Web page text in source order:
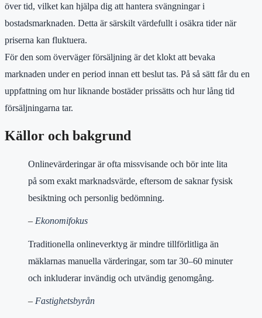
över tid, vilket kan hjälpa dig att hantera svängningar i
bostadsmarknaden. Detta är särskilt värdefullt i osäkra tider när
priserna kan fluktuera.
För den som överväger försäljning är det klokt att bevaka
marknaden under en period innan ett beslut tas. På så sätt får du en
uppfattning om hur liknande bostäder prissätts och hur lång tid
försäljningarna tar.
Källor och bakgrund
Onlinevärderingar är ofta missvisande och bör inte lita
på som exakt marknadsvärde, eftersom de saknar fysisk
besiktning och personlig bedömning.
– Ekonomifokus
Traditionella onlineverktyg är mindre tillförlitliga än
mäklarnas manuella värderingar, som tar 30–60 minuter
och inkluderar invändig och utvändig genomgång.
– Fastighetsbyrån